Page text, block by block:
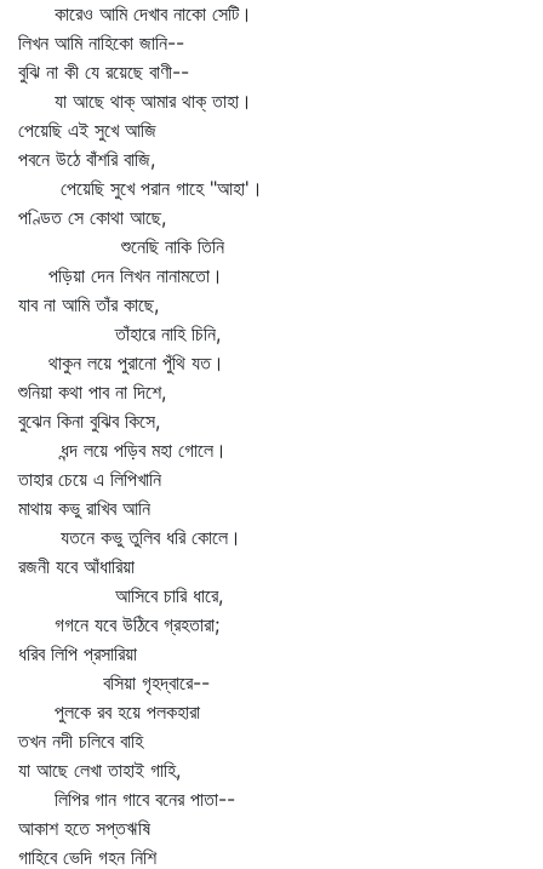
কারেও আমি দেখাব নাকো সেটি।
লিখন আমি নাহিকো জানি--
বুঝি না কী যে রয়েছে বাণী--
যা আছে থাক্‌ আমার থাক্‌ তাহা।
পেয়েছি এই সুখে আজি
পবনে উঠে বাঁশরি বাজি,
পেয়েছি সুখে পরান গাহে "আহা'।
পণ্ডিত সে কোথা আছে,
শুনেছি নাকি তিনি
পড়িয়া দেন লিখন নানামতো।
যাব না আমি তাঁর কাছে,
তাঁহারে নাহি চিনি,
থাকুন লয়ে পুরানো পুঁথি যত।
শুনিয়া কথা পাব না দিশে,
বুঝেন কিনা বুঝিব কিসে,
ধন্দ লয়ে পড়িব মহা গোলে।
তাহার চেয়ে এ লিপিখানি
মাথায় কভু রাখিব আনি
যতনে কভু তুলিব ধরি কোলে।
রজনী যবে আঁধারিয়া
আসিবে চারি ধারে,
গগনে যবে উঠিবে গ্রহতারা;
ধরিব লিপি প্রসারিয়া
বসিয়া গৃহদ্বারে--
পুলকে রব হয়ে পলকহারা
তখন নদী চলিবে বাহি
যা আছে লেখা তাহাই গাহি,
লিপির গান গাবে বনের পাতা--
আকাশ হতে সপ্তঋষি
গাহিবে ভেদি গহন নিশি